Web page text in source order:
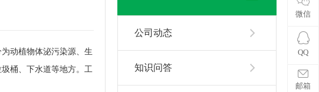
公司动态
知识问答
动植物体泌污染源、生
桶、下水道等地方。工
微信
QQ
邮箱